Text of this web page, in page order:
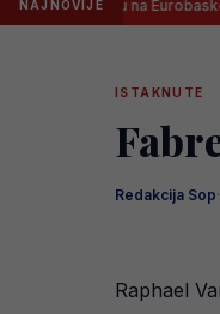
NAJNOVIJE
na Eurobasketu, osiguran
ISTAKNUTE
Redakcija Sop·
Raphael